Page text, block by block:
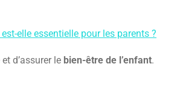
elle essentielle pour les parents ?
d’assurer le bien-être de l’enfant.